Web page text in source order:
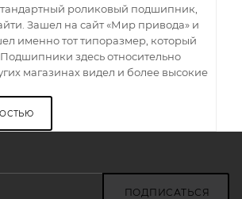
роликовый подшипник,
Зашел на сайт «Мир привода» и
именно тот типоразмер, который
здесь относительно
магазинах видел и более высокие
ПОДПИСАТЬСЯ